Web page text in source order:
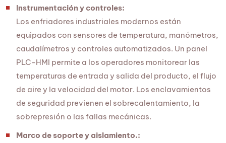
Instrumentación y controles:
Los enfriadores industriales modernos están
equipados con sensores de temperatura, manómetros,
caudalímetros y controles automatizados. Un panel
PLC-HMI permite a los operadores monitorear las
temperaturas de entrada y salida del producto, el flujo
de aire y la velocidad del motor. Los enclavamientos
de seguridad previenen el sobrecalentamiento, la
sobrepresión o las fallas mecánicas.
Marco de soporte y aislamiento.: